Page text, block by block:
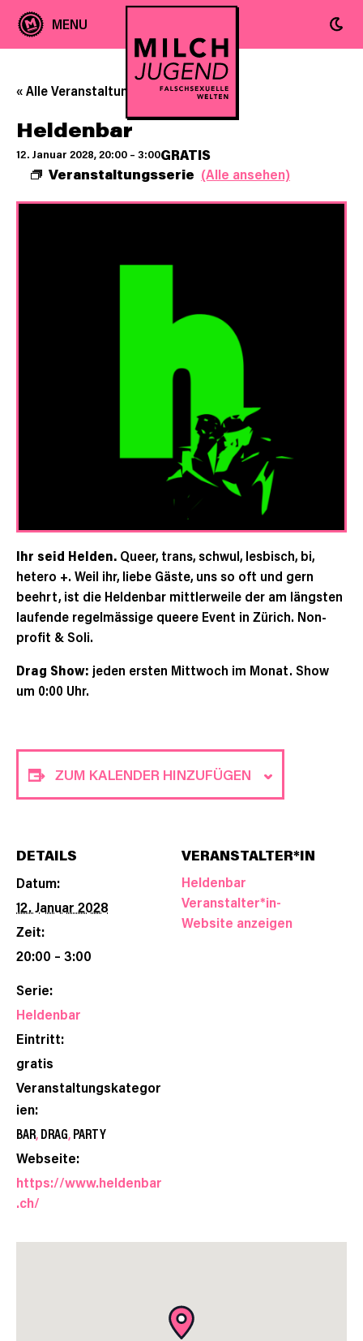
« Alle Veranstaltungen
Heldenbar
12. Januar 2028, 20:00 – 3:00
Veranstaltungsserie (Alle ansehen)
GRATIS
Ihr seid Helden. Queer, trans, schwul, lesbisch, bi,
hetero +. Weil ihr, liebe Gäste, uns so oft und gern
beehrt, ist die Heldenbar mittlerweile der am längsten
laufende regelmässige queere Event in Zürich. Non-
profit & Soli.
Drag Show: jeden ersten Mittwoch im Monat. Show
um 0:00 Uhr.
ZUM KALENDER HINZUFÜGEN
DETAILS
Datum:
12. Januar 2028
Zeit:
20:00 – 3:00
Serie:
Heldenbar
Eintritt:
gratis
Veranstaltungskategor
ien:
BAR,DRAG,PARTY
Webseite:
https://www.heldenbar
.ch/
VERANSTALTER*IN
Heldenbar
Veranstalter*in-
Website anzeigen